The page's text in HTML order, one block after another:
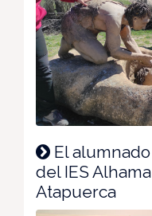
El
del IES
Atapuerca